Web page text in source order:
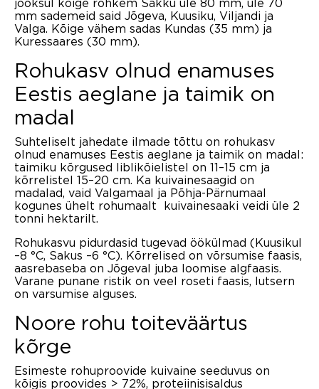
jooksul kõige rohkem Sakku üle 80 mm, üle 70
mm sademeid said Jõgeva, Kuusiku, Viljandi ja
Valga. Kõige vähem sadas Kundas (35 mm) ja
Kuressaares (30 mm).
Rohukasv olnud enamuses
Eestis aeglane ja taimik on
madal
Suhteliselt jahedate ilmade tõttu on rohukasv
olnud enamuses Eestis aeglane ja taimik on madal:
taimiku kõrgused liblikõielistel on 11–15 cm ja
kõrrelistel 15–20 cm. Ka kuivainesaagid on
madalad, vaid Valgamaal ja Põhja-Pärnumaal
kogunes ühelt rohumaalt kuivainesaaki veidi üle 2
tonni hektarilt.
Rohukasvu pidurdasid tugevad öökülmad (Kuusikul
–8 °C, Sakus –6 °C). Kõrrelised on võrsumise faasis,
aasrebaseba on Jõgeval juba loomise algfaasis.
Varane punane ristik on veel roseti faasis, lutsern
on varsumise alguses.
Noore rohu toiteväärtus
kõrge
Esimeste rohuproovide kuivaine seeduvus on
kõigis proovides > 72%, proteiinisisaldus